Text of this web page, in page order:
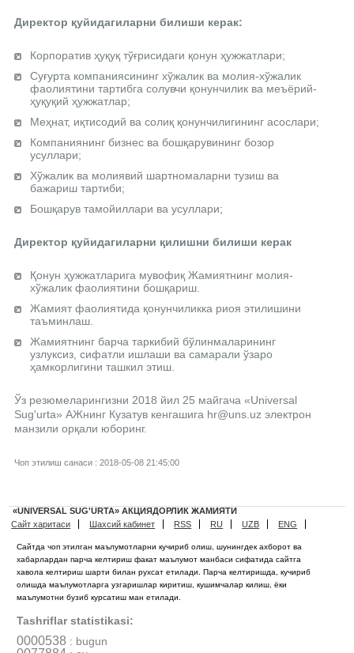
Директор қуйидагиларни билиши керак:
Корпоратив ҳуқуқ тўғрисидаги қонун ҳужжатлари;
Суғурта компаниясининг хўжалик ва молия-хўжалик
фаолиятини тартибга солувчи қонунчилик ва меъёрий-
ҳуқуқий ҳужжатлар;
Меҳнат, иқтисодий ва солиқ қонунчилигининг асослари;
Компаниянинг бизнес ва бошқарувининг бозор
усуллари;
Хўжалик ва молиявий шартномаларни тузиш ва
бажариш тартиби;
Бошқарув тамойиллари ва усуллари;
Директор қуйидагиларни қилишни билиши керак
Қонун ҳужжатларига мувофиқ Жамиятнинг молия-
хўжалик фаолиятини бошқариш.
Жамият фаолиятида қонунчиликка риоя этилишини
таъминлаш.
Жамиятнинг барча таркибий бўлинмаларининг
узлуксиз, сифатли ишлаши ва самарали ўзаро
ҳамкорлигини ташкил этиш.
Ўз резюмеларингизни 2018 йил 25 майгача «Universal
Sug'urta» АЖнинг Кузатув кенгашига hr@uns.uz электрон
манзили орқали юборинг.
Чоп этилиш санаси : 2018-05-08 21:45:00
«UNIVERSAL SUG'URTA» АКЦИЯДОРЛИК ЖАМИЯТИ
Сайт харитаси
Шахсий кабинет RSS RU UZB ENG
Сайтда чоп этилган маълумотларни кучириб олиш, шунингдек ахборот ва
хабарлардан парча келтириш факат маълумот манбаси сифатида сайтга
хавола келтириш шарти билан рухсат етилади. Парча келтиришда, кучириб
олишда маълумотларга узгаришлар киритиш, кушимчалар килиш, ёки
маълумотни бузиб курсатиш ман етилади.
Tashriflar statistikasi:
0000538 : bugun